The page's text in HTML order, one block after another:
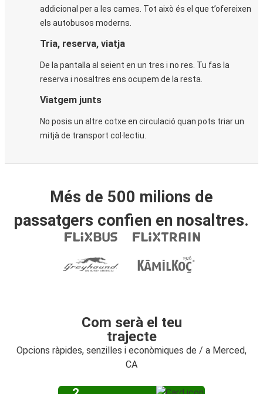
addicional per a les cames. Tot això és el que t’ofereixen
els autobusos moderns.
Tria, reserva, viatja
De la pantalla al seient en un tres i no res. Tu fas la
reserva i nosaltres ens ocupem de la resta.
Viatgem junts
No posis un altre cotxe en circulació quan pots triar un
mitjà de transport col·lectiu.
Més de 500 milions de
passatgers confien en nosaltres.
Com serà el teu
trajecte
Opcions ràpides, senzilles i econòmiques de / a Merced,
CA